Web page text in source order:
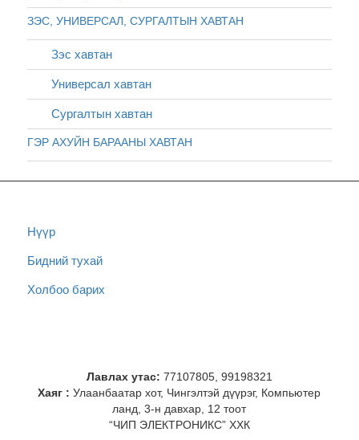
ЗЭС, УНИВЕРСАЛ, СУРГАЛТЫН ХАВТАН
Зэс хавтан
Универсал хавтан
Сургалтын хавтан
ГЭР АХУЙН БАРААНЫ ХАВТАН
Нүүр
Бидний тухай
Холбоо барих
Лавлах утас: 77107805, 99198321
Хаяг : Улаанбаатар хот, Чингэлтэй дүүрэг, Компьютер
ланд, 3-н давхар, 12 тоот
“ЧИП ЭЛЕКТРОНИКС” ХХК